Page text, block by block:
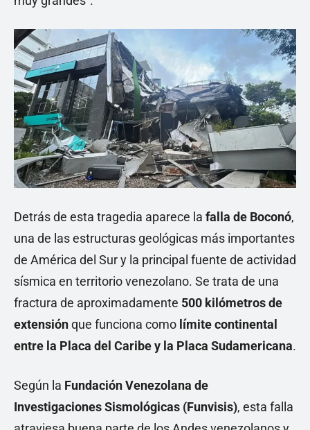
Detrás de esta tragedia aparece la falla de Boconó,
una de las estructuras geológicas más importantes
de América del Sur y la principal fuente de actividad
sísmica en territorio venezolano. Se trata de una
fractura de aproximadamente 500 kilómetros de
extensiónque funciona como límite continental
entre la Placa del Caribe y la Placa Sudamericana.
Según la Fundación Venezolana de
Investigaciones Sismológicas (Funvisis), esta falla